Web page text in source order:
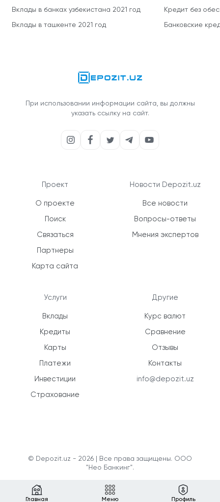
Главная Меню Профиль
Вклады в банках узбекистана 2021 год
Вклады в ташкенте 2021 год
Кредит без
Банковские
При использовании информации сайта, вы должны
указать ссылку на сайт.
Проект
О проекте
Поиск
Связаться
Партнеры
Карта сайта
Услуги
Вклады
Кредиты
Карты
Платежи
Инвестиции
Страхование
Новости Depozit.uz
Все новости
Вопросы-ответы
Мнения экспертов
Другие
Курс валют
Сравнение
Отзывы
Контакты
info@depozit.uz
© Depozit.uz - 2026 | Все права защищены. ООО
"Нео Банкинг".